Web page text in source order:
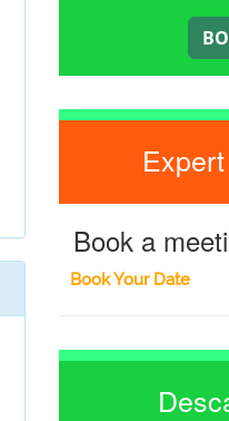
Book a
Book Your Date